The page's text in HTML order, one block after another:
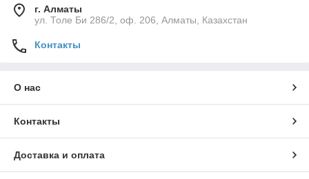
г. Алматы
ул. Толе Би 286/2, оф. 206, Алматы, Казахстан
Контакты
О нас
Контакты
Доставка и оплата